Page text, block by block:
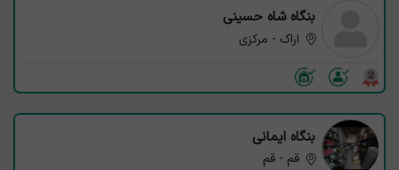
بنگاه شاه حسینی
اراک - مرکزی
بنگاه ایمانی
قم - قم